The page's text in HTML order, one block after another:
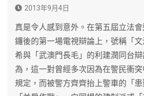
2013年9月4日
真是令人感到意外。在第五屆立法
鑼後的第一場電視辯論上，號稱「
希與「武澳門長毛」的利建潤同台
為，這一對曾經多次因為在警民衝
規定，而被警方齊齊抬上警車的「